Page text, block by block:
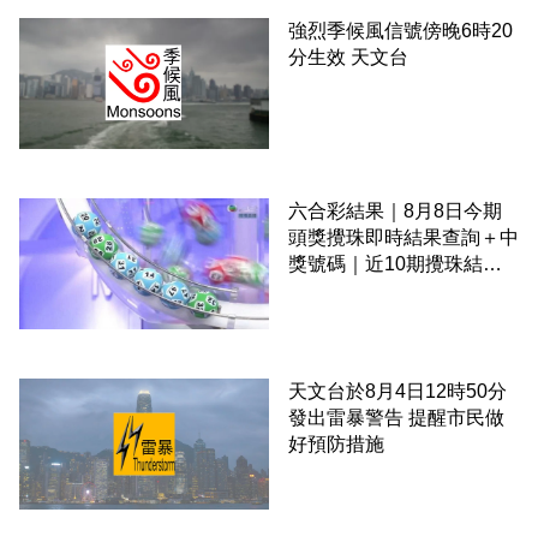
強烈季候風信號傍晚6時20
分生效 天文台
六合彩結果｜8月8日今期
頭獎攪珠即時結果查詢＋中
獎號碼｜近10期攪珠結果
天文台於8月4日12時50分
發出雷暴警告 提醒市民做
好預防措施